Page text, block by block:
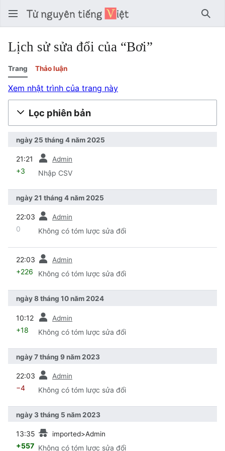
Tìm
Lịch sử sửa đổi của “Bơi”
Trang Thảo luận
Xem nhật trình của trang này
Lọc phiên bản
ngày 25 tháng 4 năm 2025
21:21 Admin
+3 Nhập CSV
ngày 21 tháng 4 năm 2025
22:03 Admin
0 Không có tóm lược sửa đổi
22:03 Admin
+226 Không có tóm lược sửa đổi
ngày 8 tháng 10 năm 2024
10:12 Admin
+18 Không có tóm lược sửa đổi
ngày 7 tháng 9 năm 2023
22:03 Admin
−4 Không có tóm lược sửa đổi
ngày 3 tháng 5 năm 2023
13:35 imported>Admin
+557 Không có tóm lược sửa đổi